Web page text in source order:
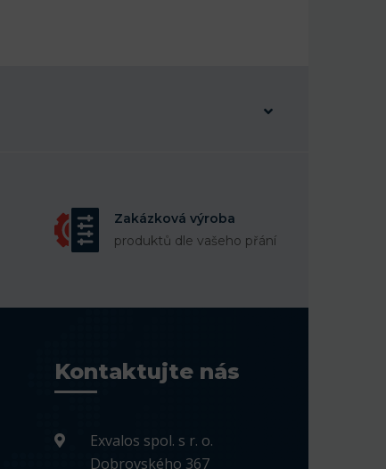
Zakázková výroba
produktů dle vašeho přání
Kontaktujte nás
Exvalos spol. s r. o.
Dobrovského 367